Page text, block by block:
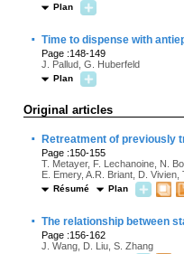
Plan
· Time to dispense with
Page :148-149
J. Pallud, G. Huberfeld
Plan
Original articles
· Retreatment of previously
Page :150-155
T. Metayer, F. Lechanoine, N.
E. Emery, A.R. Briant, D. Vivien,
Résumé Plan
· The relationship between
Page :156-162
J. Wang, D. Liu, S. Zhang